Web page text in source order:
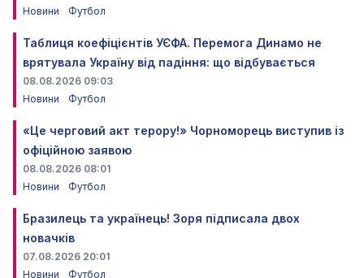
Новини
Футбол
Таблиця коефіцієнтів УЄФА. Перемога Динамо не
врятувала Україну від падіння: що відбувається
08.08.2026 09:03
Новини
Футбол
«Це черговий акт терору!» Чорноморець виступив із
офіційною заявою
08.08.2026 08:01
Новини
Футбол
Бразилець та українець! Зоря підписала двох
новачків
07.08.2026 20:01
Новини
Футбол